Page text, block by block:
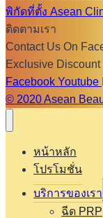
พิกัดที่ตั้ง Asean
ติดตามเรา
Contact Us On
Exclusive Discount
Facebook Youtube
© 2020 Asean
หน้าหลัก
โปรโมชั่น
บริการของเรา
ฉีด PRP